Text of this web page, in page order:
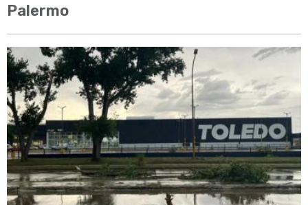
Palermo